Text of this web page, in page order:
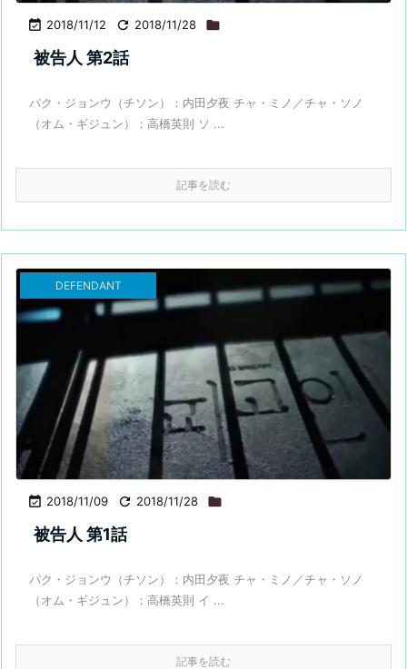
 2018/11/12  2018/11/28 
被告人 第2話
パク・ジョンウ（チソン）：内田夕夜 チャ・ミノ／チャ・ソノ
（オム・ギジュン）：高橋英則 ソ ...
記事を読む
 2018/11/09  2018/11/28 
DEFENDANT
被告人 第1話
パク・ジョンウ（チソン）：内田夕夜 チャ・ミノ／チャ・ソノ
（オム・ギジュン）：高橋英則 イ ...
記事を読む